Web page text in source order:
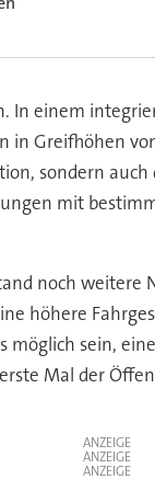
In einem
in Greifhöhen
sondern auch
mit
noch weitere
höhere
sein,
Mal der
ANZEIGE
ANZEIGE
ANZEIGE